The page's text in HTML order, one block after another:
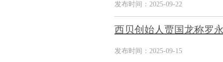
发布时间：2025-09-22
西贝创始人贾国龙称罗
发布时间：2025-09-15